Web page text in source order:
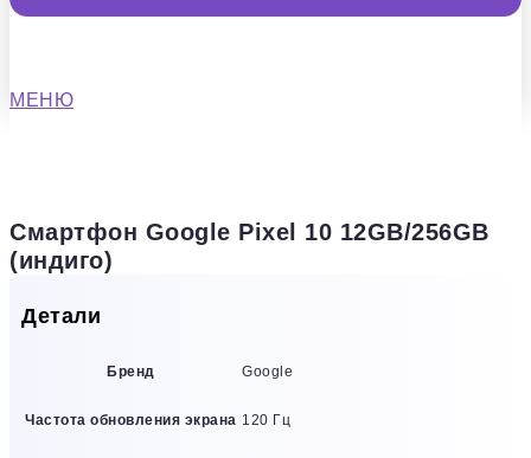
МЕНЮ
Смартфон Google Pixel 10 12GB/256GB
(индиго)
Детали
Бренд Google
Частота обновления экрана 120 Гц